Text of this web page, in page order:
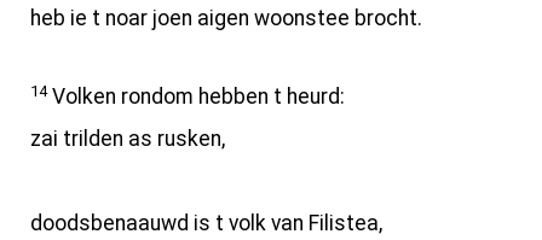
heb ie t noar joen aigen woonstee brocht.
14Volken rondom hebben t heurd:
zai trilden as rusken,
doodsbenaauwd is t volk van Filistea,